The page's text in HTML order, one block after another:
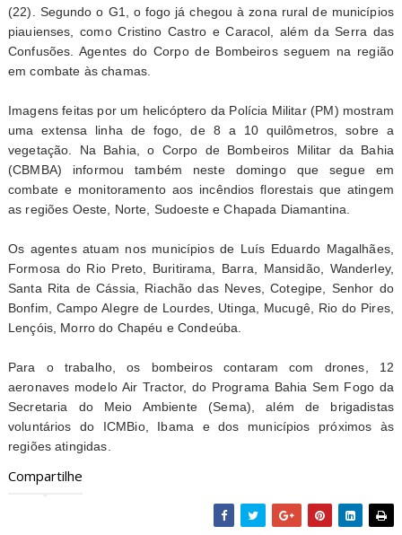
(22). Segundo o G1, o fogo já chegou à zona rural de municípios
piauienses, como Cristino Castro e Caracol, além da Serra das
Confusões. Agentes do Corpo de Bombeiros seguem na região
em combate às chamas.
Imagens feitas por um helicóptero da Polícia Militar (PM) mostram
uma extensa linha de fogo, de 8 a 10 quilômetros, sobre a
vegetação. Na Bahia, o Corpo de Bombeiros Militar da Bahia
(CBMBA) informou também neste domingo que segue em
combate e monitoramento aos incêndios florestais que atingem
as regiões Oeste, Norte, Sudoeste e Chapada Diamantina.
Os agentes atuam nos municípios de Luís Eduardo Magalhães,
Formosa do Rio Preto, Buritirama, Barra, Mansidão, Wanderley,
Santa Rita de Cássia, Riachão das Neves, Cotegipe, Senhor do
Bonfim, Campo Alegre de Lourdes, Utinga, Mucugê, Rio do Pires,
Lençóis, Morro do Chapéu e Condeúba.
Para o trabalho, os bombeiros contaram com drones, 12
aeronaves modelo Air Tractor, do Programa Bahia Sem Fogo da
Secretaria do Meio Ambiente (Sema), além de brigadistas
voluntários do ICMBio, Ibama e dos municípios próximos às
regiões atingidas.
Compartilhe